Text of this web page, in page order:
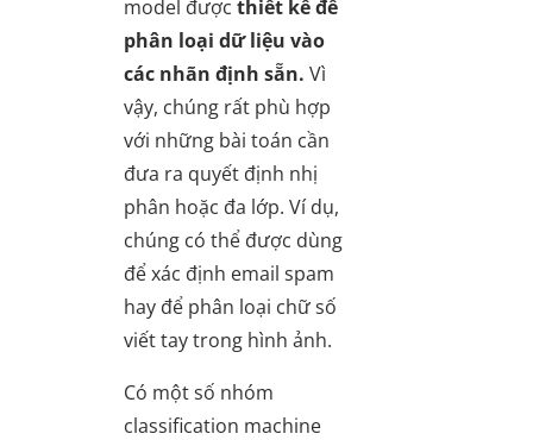
model được thiết kế để
phân loại dữ liệu vào
các nhãn định sẵn. Vì
vậy, chúng rất phù hợp
với những bài toán cần
đưa ra quyết định nhị
phân hoặc đa lớp. Ví dụ,
chúng có thể được dùng
để xác định email spam
hay để phân loại chữ số
viết tay trong hình ảnh.
Có một số nhóm
classification machine